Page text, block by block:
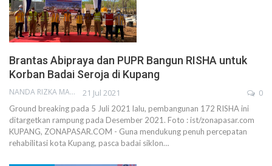
Brantas Abipraya dan PUPR Bangun RISHA untuk
Korban Badai Seroja di Kupang
NANDA RIZKA MAHENDRA 21 Jul 2021 0
Ground breaking pada 5 Juli 2021 lalu, pembangunan 172 RISHA ini
ditargetkan rampung pada Desember 2021. Foto : ist/zonapasar.com
KUPANG, ZONAPASAR.COM - Guna mendukung penuh percepatan
rehabilitasi kota Kupang, pasca badai siklon…